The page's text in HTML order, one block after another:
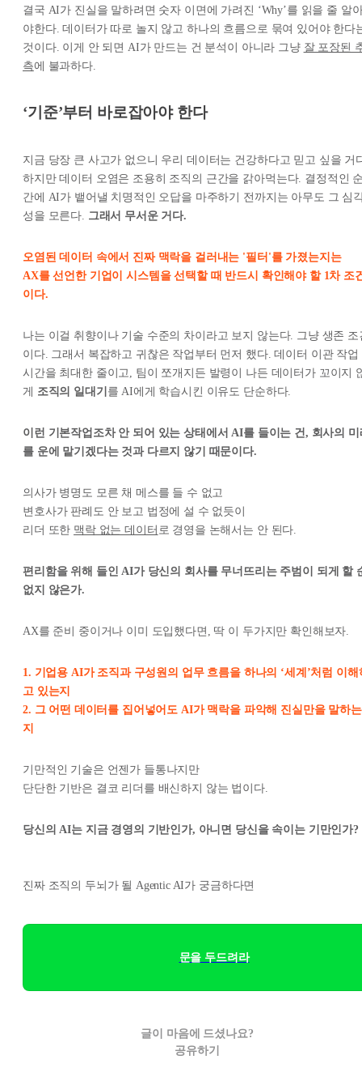
결국 AI가 진실을 말하려면 숫자 이면에 가려진 ‘Why’를 읽을 줄 알
야한다. 데이터가 따로 놀지 않고 하나의 흐름으로 묶여 있어야 한다
것이다. 이게 안 되면 AI가 만드는 건 분석이 아니라 그냥 잘 포장된
측에 불과하다.
‘기준’부터 바로잡아야 한다
지금 당장 큰 사고가 없으니 우리 데이터는 건강하다고 믿고 싶을 거
하지만 데이터 오염은 조용히 조직의 근간을 갉아먹는다. 결정적인
간에 AI가 뱉어낼 치명적인 오답을 마주하기 전까지는 아무도 그 심
성을 모른다. 그래서 무서운 거다.
오염된 데이터 속에서 진짜 맥락을 걸러내는 '필터'를 가졌는지는
AX를 선언한 기업이 시스템을 선택할 때 반드시 확인해야 할 1차 조
이다.
나는 이걸 취향이나 기술 수준의 차이라고 보지 않는다. 그냥 생존 조
이다. 그래서 복잡하고 귀찮은 작업부터 먼저 했다. 데이터 이관 작업
시간을 최대한 줄이고, 팀이 쪼개지든 발령이 나든 데이터가 꼬이지
게 조직의 일대기 를 AI에게 학습시킨 이유도 단순하다.
이런 기본작업조차 안 되어 있는 상태에서 AI를 들이는 건, 회사의 미
를 운에 맡기겠다는 것과 다르지 않기 때문이다.
의사가 병명도 모른 채 메스를 들 수 없고
변호사가 판례도 안 보고 법정에 설 수 없듯이
리더 또한 맥락 없는 데이터 로 경영을 논해서는 안 된다.
편리함을 위해 들인 AI가 당신의 회사를 무너뜨리는 주범이 되게 할
없지 않은가.
AX를 준비 중이거나 이미 도입했다면, 딱 이 두가지만 확인해보자.
1. 기업용 AI가 조직과 구성원의 업무 흐름을 하나의 ‘세계’처럼 이해
고 있는지
2. 그 어떤 데이터를 집어넣어도 AI가 맥락을 파악해 진실만을 말하는
지
기만적인 기술은 언젠가 들통나지만
단단한 기반은 결코 리더를 배신하지 않는 법이다.
당신의 AI는 지금 경영의 기반인가, 아니면 당신을 속이는 기만인가?
진짜 조직의 두뇌가 될 Agentic AI가 궁금하다면
문을 두드려라
글이 마음에 드셨나요?
공유하기